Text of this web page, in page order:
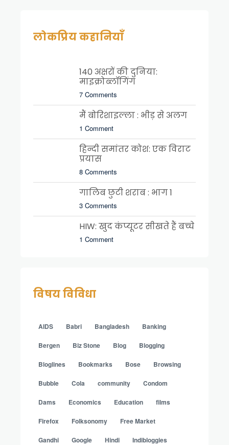
लोकप्रिय कहानियाँ
140 अक्षरों की दुनिया:
माइक्रोब्लॉगिंग
7 Comments
मैं बोरिशाइल्ला : भीड़ से अलग
1 Comment
हिन्दी समांतर कोश: एक विराट
प्रयास
8 Comments
गालिब छुटी शराब : भाग 1
3 Comments
HIW: खुद कंप्यूटर सीखते हैं बच्चे
1 Comment
विषय विविधा
AIDS Babri Bangladesh Banking
Bergen Biz Stone Blog Blogging
Bloglines Bookmarks Bose Browsing
Bubble Cola community Condom
Dams Economics Education films
Firefox Folksonomy Free Market
Gandhi Google Hindi Indibloggies